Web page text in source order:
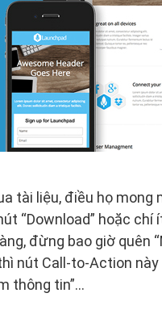
tài liệu, điều họ mong
“Download” hoặc chí
đừng bao giờ quên
nút Call-to-Action
thông tin”…